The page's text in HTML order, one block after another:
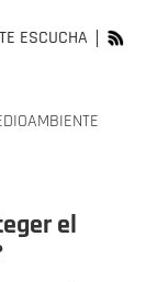
ESCUCHA
el